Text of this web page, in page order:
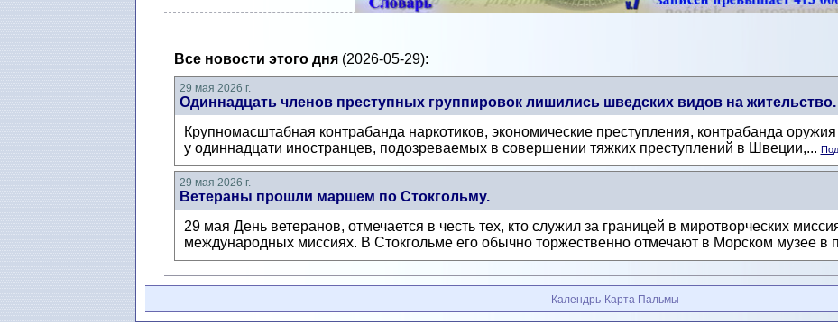
Все новости этого дня(2026-05-29):
29 мая 2026 г.
Одиннадцать членов преступных группировок лишились шведских видов на жительство.
Крупномасштабная контрабанда наркотиков, экономические преступления, контрабанда
у одиннадцати иностранцев, подозреваемых в совершении тяжких преступлений в Швеции,...
29 мая 2026 г.
Ветераны прошли маршем по Стокгольму.
29 мая День ветеранов, отмечается в честь тех, кто служил за границей в миротворческих
международных миссиях. В Стокгольме его обычно торжественно отмечают в Морском музее в
Календрь Карта Пальмы